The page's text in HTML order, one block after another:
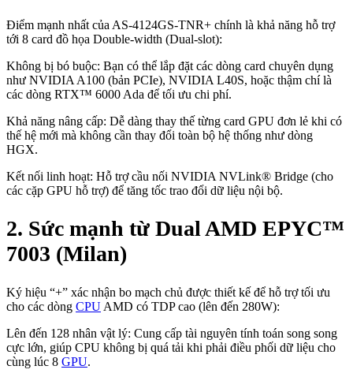
Điểm mạnh nhất của AS-4124GS-TNR+ chính là khả năng hỗ trợ
tới 8 card đồ họa Double-width (Dual-slot):
Không bị bó buộc: Bạn có thể lắp đặt các dòng card chuyên dụng
như NVIDIA A100 (bản PCIe), NVIDIA L40S, hoặc thậm chí là
các dòng RTX™ 6000 Ada để tối ưu chi phí.
Khả năng nâng cấp: Dễ dàng thay thế từng card GPU đơn lẻ khi có
thế hệ mới mà không cần thay đổi toàn bộ hệ thống như dòng
HGX.
Kết nối linh hoạt: Hỗ trợ cầu nối NVIDIA NVLink® Bridge (cho
các cặp GPU hỗ trợ) để tăng tốc trao đổi dữ liệu nội bộ.
2. Sức mạnh từ Dual AMD EPYC™
7003 (Milan)
Ký hiệu “+” xác nhận bo mạch chủ được thiết kế để hỗ trợ tối ưu
cho các dòng CPU AMD có TDP cao (lên đến 280W):
Lên đến 128 nhân vật lý: Cung cấp tài nguyên tính toán song song
cực lớn, giúp CPU không bị quá tải khi phải điều phối dữ liệu cho
cùng lúc 8 GPU.